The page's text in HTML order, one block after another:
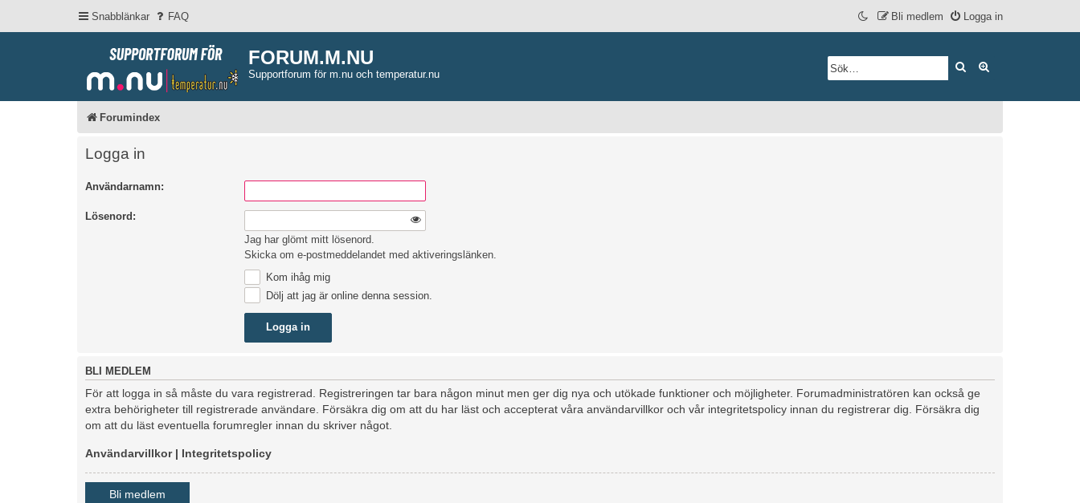
Snabblänkar FAQ Logga in
Bli medlem
FORUM.M.NU
Supportforum för m.nu och temperatur.nu
Sök
Forumindex
Logga in
Användarnamn:
Lösenord:
Jag har glömt mitt lösenord.
Skicka om e-postmeddelandet med aktiveringslänken.
Kom ihåg mig
Dölj att jag är online denna session.
BLI MEDLEM
För att logga in så måste du vara registrerad. Registreringen tar bara någon minut men ger dig nya och utökade funktioner och möjligheter. Forumadministratören kan också ge
extra behörigheter till registrerade användare. Försäkra dig om att du har läst och accepterat våra användarvillkor och vår integritetspolicy innan du registrerar dig. Försäkra dig
om att du läst eventuella forumregler innan du skriver något.
Användarvillkor| Integritetspolicy
Bli medlem